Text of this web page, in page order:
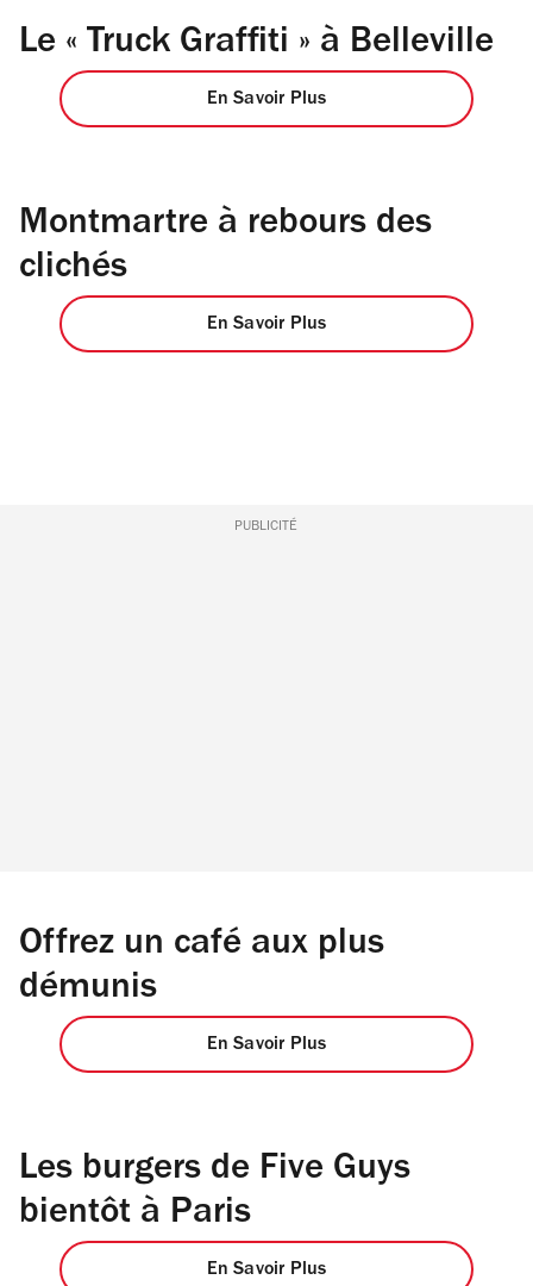
Le « Truck Graffiti » à Belleville
En Savoir Plus
Montmartre à rebours des
clichés
En Savoir Plus
PUBLICITÉ
Offrez un café aux plus
démunis
En Savoir Plus
Les burgers de Five Guys
bientôt à Paris
En Savoir Plus